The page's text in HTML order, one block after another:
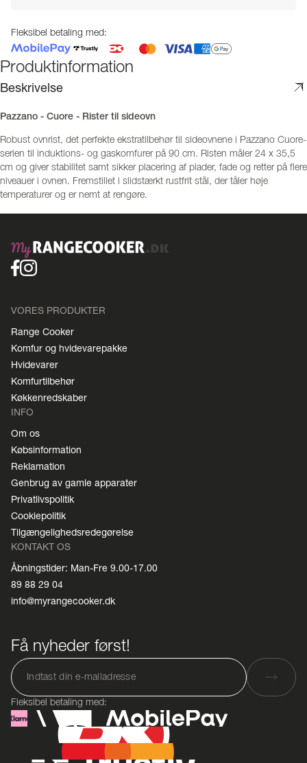
Fleksibel betaling med:
Produktinformation
Beskrivelse
Pazzano - Cuore - Rister til sideovn
Robust ovnrist, det perfekte ekstratilbehør til sideovnene i Pazzano Cuore-
serien til induktions- og gaskomfurer på 90 cm. Risten måler 24 x 35,5
cm og giver stabilitet samt sikker placering af plader, fade og retter på flere
niveauer i ovnen. Fremstillet i slidstærkt rustfrit stål, der tåler høje
temperaturer og er nemt at rengøre.
VORES PRODUKTER
Range Cooker
Komfur og hvidevarepakke
Hvidevarer
Komfurtilbehør
Køkkenredskaber
INFO
Om os
Købsinformation
Reklamation
Genbrug av gamle apparater
Privatlivspolitik
Cookiepolitik
Tilgængelighedsredegørelse
KONTAKT OS
Åbningstider: Man-Fre 9.00-17.00
89 88 29 04
info@myrangecooker.dk
Få nyheder først!
Fleksibel betaling med: